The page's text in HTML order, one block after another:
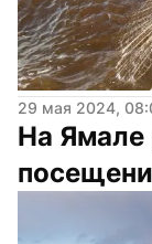
29 мая 2024,
На Ямале